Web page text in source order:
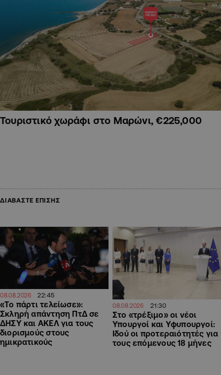
Τουριστικό χωράφι στο Μαρώνι, €225,000
ΔΙΑΒΑΣΤΕ ΕΠΙΣΗΣ
08.08.2026 22:45
«Το πάρτι τελείωσε»:
Σκληρή απάντηση ΠτΔ σε
ΔΗΣΥ και ΑΚΕΛ για τους
διορισμούς στους
ημικρατικούς
08.08.2026 21:30
Στο «τρέξιμο» οι νέοι
Υπουργοί και Υφυπουργοί:
Ιδού οι προτεραιότητές για
τους επόμενους 18 μήνες